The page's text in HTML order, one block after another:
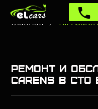
Главная KIA
Ремонт и
Carens в СТО